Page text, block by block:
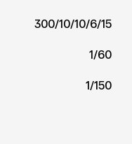
300/10/10/6/15
1/60
1/150